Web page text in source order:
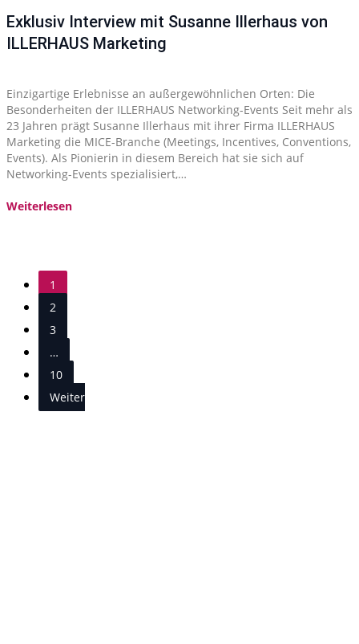
Exklusiv Interview mit Susanne Illerhaus von
ILLERHAUS Marketing
Einzigartige Erlebnisse an außergewöhnlichen Orten: Die
Besonderheiten der ILLERHAUS Networking-Events Seit mehr als
23 Jahren prägt Susanne Illerhaus mit ihrer Firma ILLERHAUS
Marketing die MICE-Branche (Meetings, Incentives, Conventions,
Events). Als Pionierin in diesem Bereich hat sie sich auf
Networking-Events spezialisiert,…
Weiterlesen
1
2
3
…
10
Weiter